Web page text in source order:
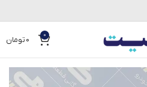
0
0تومان